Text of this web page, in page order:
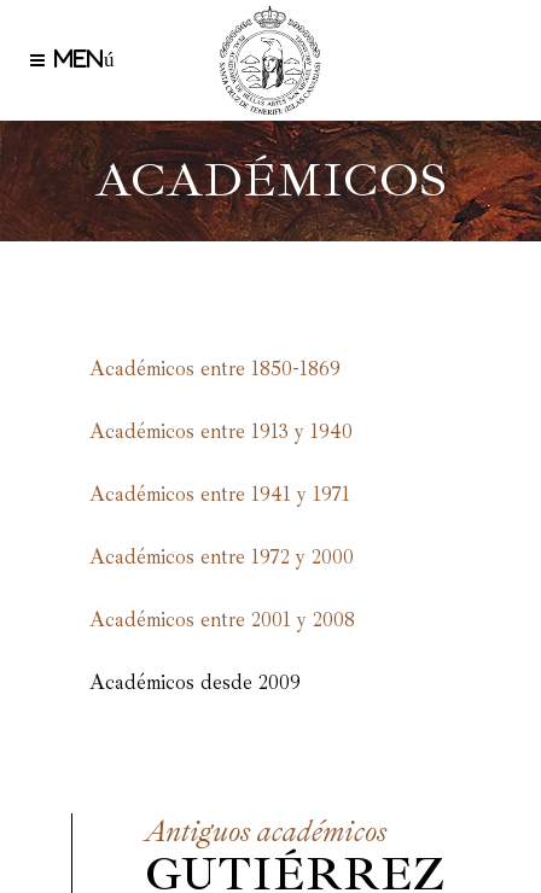
ACADÉMICOS
Académicos entre 1850-1869
Académicos entre 1913 y 1940
Académicos entre 1941 y 1971
Académicos entre 1972 y 2000
Académicos entre 2001 y 2008
Académicos desde 2009
Antiguos académicos
GUTIÉRREZ